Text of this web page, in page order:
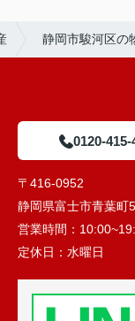
静岡市駿河区の
0120-415-
〒416-0952
静岡県富士市青葉町
営業時間：
定休日： 水曜日